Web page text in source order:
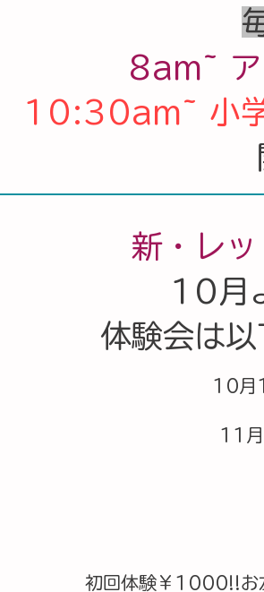
8am~ ア
10:30am~ 小学
新・レ
10月
体験会は
10月
11
初回体験￥1000!!